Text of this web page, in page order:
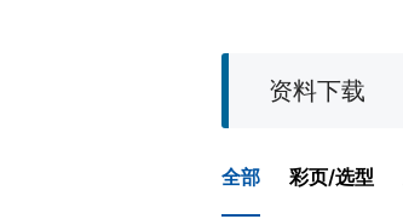
资料下载
全部 彩页/选型